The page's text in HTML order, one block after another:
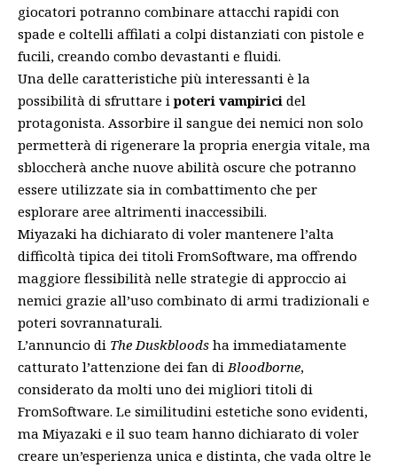
giocatori potranno combinare attacchi rapidi con
spade e coltelli affilati a colpi distanziati con pistole e
fucili, creando combo devastanti e fluidi.
Una delle caratteristiche più interessanti è la
possibilità di sfruttare ipoteri vampirici del
protagonista. Assorbire il sangue dei nemici non solo
permetterà di rigenerare la propria energia vitale, ma
sbloccherà anche nuove abilità oscure che potranno
essere utilizzate sia in combattimento che per
esplorare aree altrimenti inaccessibili.
Miyazaki ha dichiarato di voler mantenere l’alta
difficoltà tipica dei titoli FromSoftware, ma offrendo
maggiore flessibilità nelle strategie di approccio ai
nemici grazie all’uso combinato di armi tradizionali e
poteri sovrannaturali.
L’annuncio di The Duskbloods ha immediatamente
catturato l’attenzione dei fan diBloodborne,
considerato da molti uno dei migliori titoli di
FromSoftware. Le similitudini estetiche sono evidenti,
ma Miyazaki e il suo team hanno dichiarato di voler
creare un’esperienza unica e distinta, che vada oltre le